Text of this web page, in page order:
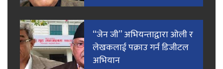
“जेन जी” अभियन्ताद्वारा ओली र
लेखकलाई पक्राउ गर्न डिजीटल
अभियान